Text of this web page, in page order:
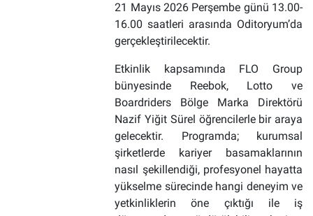
21 Mayıs 2026 Perşembe günü 13.00-
16.00 saatleri arasında Oditoryum’da
gerçekleştirilecektir.
Etkinlik kapsamında FLO Group
bünyesinde Reebok, Lotto ve
Boardriders Bölge Marka Direktörü
Nazif Yiğit Sürel öğrencilerle bir araya
gelecektir. Programda; kurumsal
şirketlerde kariyer basamaklarının
nasıl şekillendiği, profesyonel hayatta
yükselme sürecinde hangi deneyim ve
yetkinliklerin öne çıktığı ile iş